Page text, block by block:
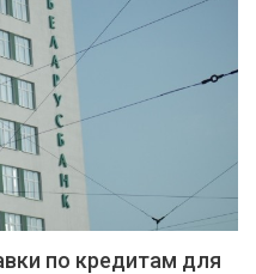
по кредитам для